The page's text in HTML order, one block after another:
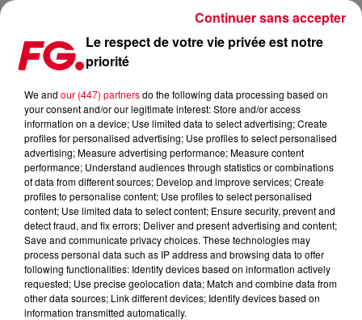
MAINSTAGE : ZEDS DEAD
Le respect de votre vie privée est notre
priorité
We and our (447) partnersdo the following data processing based on
your consent and/or our legitimate interest: Store and/or access
information on a device; Use limited data to select advertising; Create
profiles for personalised advertising; Use profiles to select personalised
advertising; Measure advertising performance; Measure content
performance; Understand audiences through statistics or combinations
of data from different sources; Develop and improve services; Create
profiles to personalise content; Use profiles to select personalised
content; Use limited data to select content; Ensure security, prevent and
detect fraud, and fix errors; Deliver and present advertising and content;
Save and communicate privacy choices. These technologies may
process personal data such as IP address and browsing data to offer
following functionalities: Identify devices based on information actively
requested; Use precise geolocation data; Match and combine data from
other data sources; Link different devices; Identify devices based on
information transmitted automatically.
Continuer sans accepter